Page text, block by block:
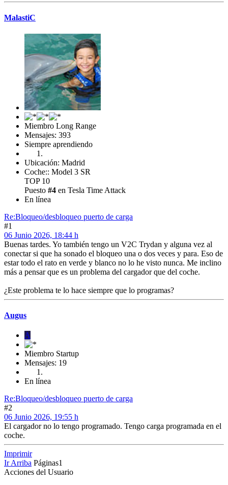
MalastiC
Miembro Long Range
Mensajes: 393
Siempre aprendiendo
Ubicación: Madrid
Coche:: Model 3 SR
TOP 10
Puesto #4 en Tesla Time Attack
En línea
Re:Bloqueo/desbloqueo puerto de carga
#1
06 Junio 2026, 18:44 h
Buenas tardes. Yo también tengo un V2C Trydan y alguna vez al
conectar si que ha sonado el bloqueo una o dos veces y para. Eso de
estar todo el rato en verde y blanco no lo he visto nunca. Me inclino
más a pensar que es un problema del cargador que del coche.
¿Este problema te lo hace siempre que lo programas?
Augus
A
Miembro Startup
Mensajes: 19
En línea
Re:Bloqueo/desbloqueo puerto de carga
#2
06 Junio 2026, 19:55 h
El cargador no lo tengo programado. Tengo carga programada en el
coche.
Imprimir
Ir Arriba Páginas1
Acciones del Usuario